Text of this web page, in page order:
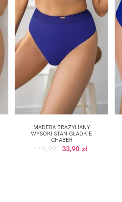
MADERA BRAZYLIANY
WYSOKI STAN GŁADKIE
CHABER
112,99 33,90 zł